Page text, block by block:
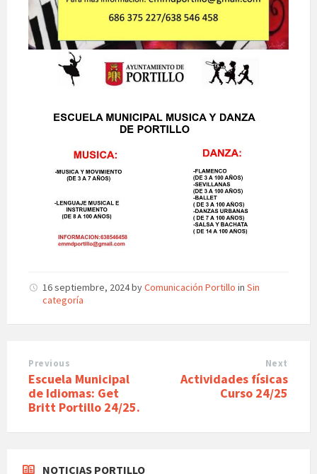
16 septiembre, 2024byComunicación Portillo in Sin
categoría
Previous
Escuela Municipal
de Idiomas: Get
Britt Portillo 24/25.
Next
Actividades físicas
Curso 24/25
NOTICIAS PORTILLO